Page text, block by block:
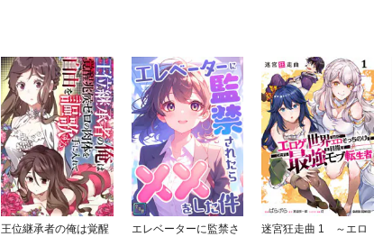
王位継承者の俺は覚醒
エレベーターに監禁さ
迷宮狂走曲 1 ～エロ